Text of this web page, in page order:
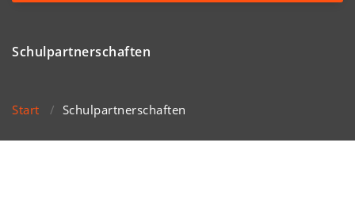
Schulpartnerschaften
Start / Schulpartnerschaften